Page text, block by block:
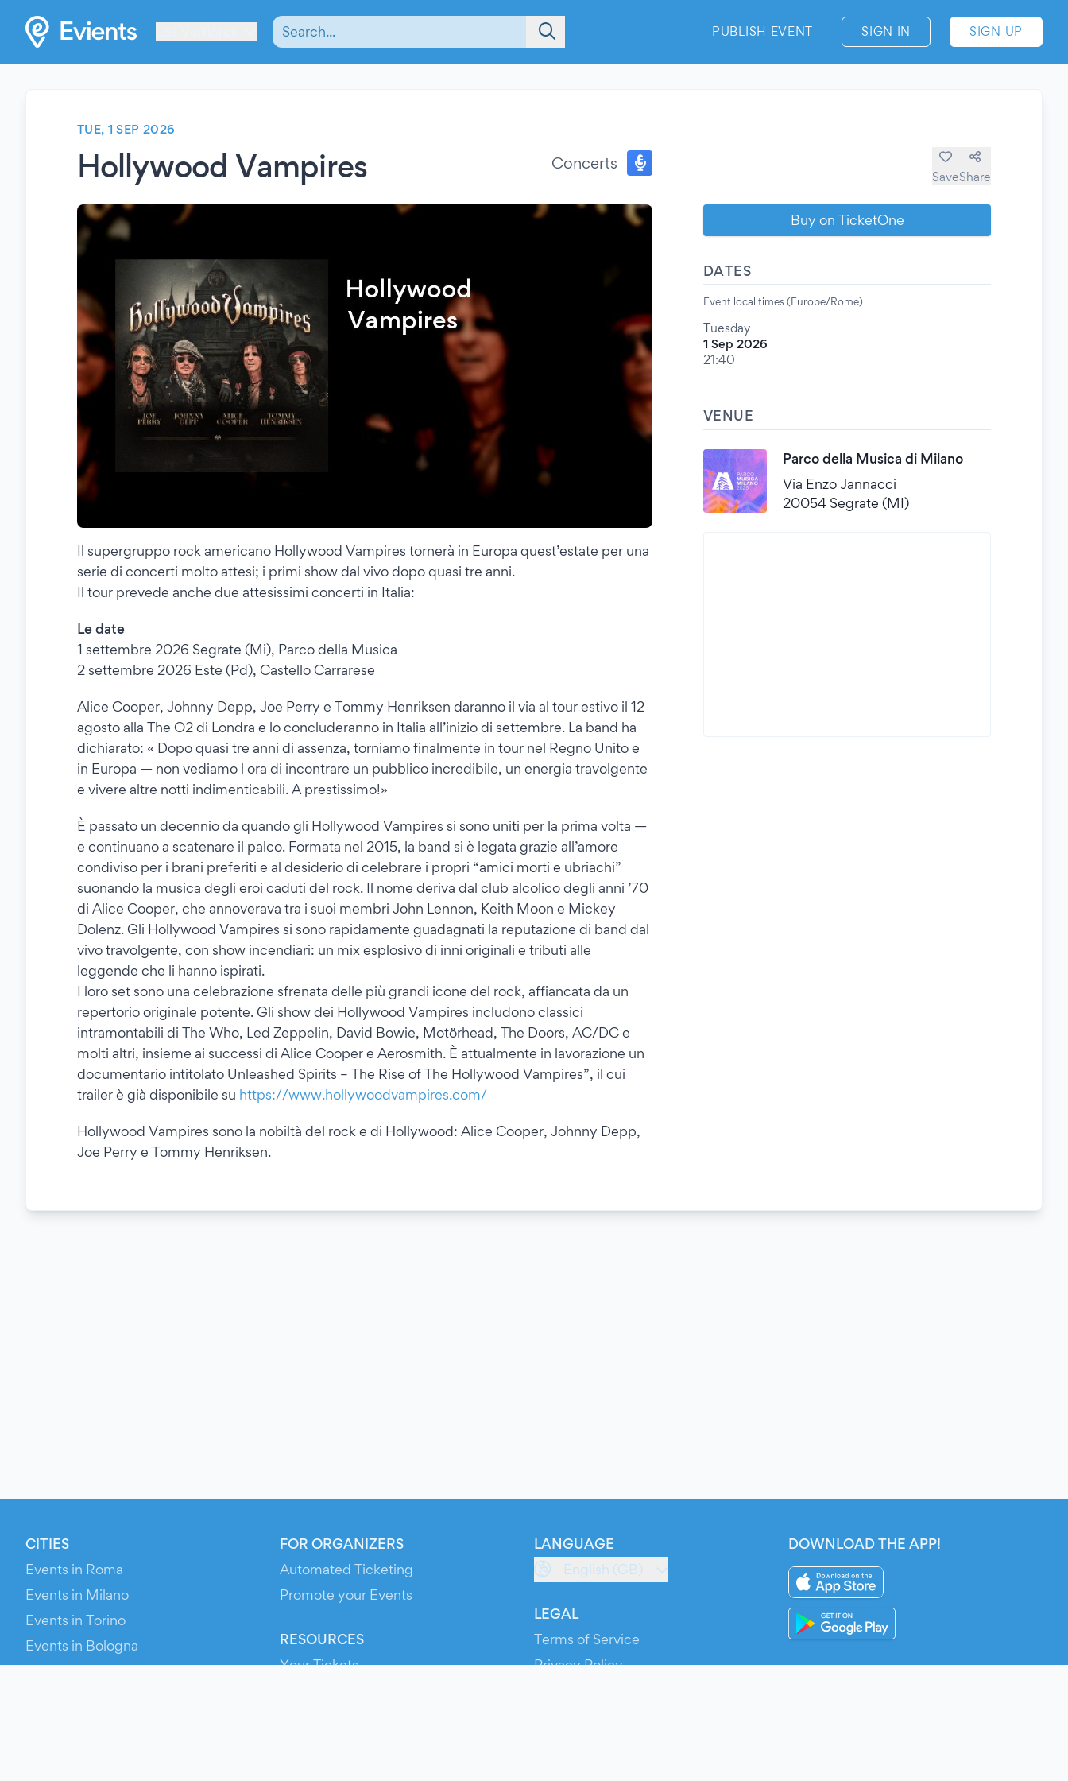
PUBLISH EVENT SIGN IN SIGN UP
TUE, 1 SEP 2026
Hollywood Vampires Concerts
SaveShare
Il supergruppo rock americano Hollywood Vampires tornerà in Europa quest’estate per una
serie di concerti molto attesi; i primi show dal vivo dopo quasi tre anni.
Il tour prevede anche due attesissimi concerti in Italia:
Le date
1 settembre 2026 Segrate (Mi), Parco della Musica
2 settembre 2026 Este (Pd), Castello Carrarese
Alice Cooper, Johnny Depp, Joe Perry e Tommy Henriksen daranno il via al tour estivo il 12
agosto alla The O2 di Londra e lo concluderanno in Italia all’inizio di settembre. La band ha
dichiarato: « Dopo quasi tre anni di assenza, torniamo finalmente in tour nel Regno Unito e
in Europa — non vediamo l ora di incontrare un pubblico incredibile, un energia travolgente
e vivere altre notti indimenticabili. A prestissimo!»
È passato un decennio da quando gli Hollywood Vampires si sono uniti per la prima volta —
e continuano a scatenare il palco. Formata nel 2015, la band si è legata grazie all’amore
condiviso per i brani preferiti e al desiderio di celebrare i propri “amici morti e ubriachi”
suonando la musica degli eroi caduti del rock. Il nome deriva dal club alcolico degli anni ’70
di Alice Cooper, che annoverava tra i suoi membri John Lennon, Keith Moon e Mickey
Dolenz. Gli Hollywood Vampires si sono rapidamente guadagnati la reputazione di band dal
vivo travolgente, con show incendiari: un mix esplosivo di inni originali e tributi alle
leggende che li hanno ispirati.
I loro set sono una celebrazione sfrenata delle più grandi icone del rock, affiancata da un
repertorio originale potente. Gli show dei Hollywood Vampires includono classici
intramontabili di The Who, Led Zeppelin, David Bowie, Motörhead, The Doors, AC/DC e
molti altri, insieme ai successi di Alice Cooper e Aerosmith. È attualmente in lavorazione un
documentario intitolato Unleashed Spirits – The Rise of The Hollywood Vampires”, il cui
trailer è già disponibile su https://www.hollywoodvampires.com/
Hollywood Vampires sono la nobiltà del rock e di Hollywood: Alice Cooper, Johnny Depp,
Joe Perry e Tommy Henriksen.
Buy on TicketOne
DATES
Event local times (Europe/Rome)
Tuesday
1 Sep 2026
21:40
VENUE
Parco della Musica di Milano
Via Enzo Jannacci
20054 Segrate (MI)
CITIES
Events in Roma
Events in Milano
Events in Torino
Events in Bologna
Events in Firenze
FOR ORGANIZERS
Automated Ticketing
Promote your Events
RESOURCES
Your Tickets
LANGUAGE
English (GB)
LEGAL
Terms of Service
Privacy Policy
DOWNLOAD THE APP!